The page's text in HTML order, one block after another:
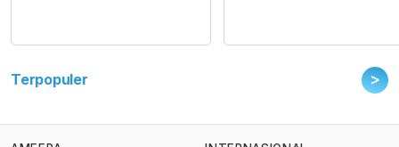
Terpopuler >